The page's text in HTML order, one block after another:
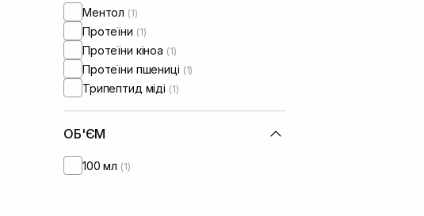
Ментол (1)
Протеїни (1)
Протеїни кіноа (1)
Протеїни пшениці (1)
Трипептид міді (1)
ОБ'ЄМ
100 мл (1)